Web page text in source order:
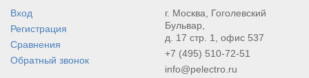
Вход
Регистрация
Сравнения
Обратный звонок
г. Москва, Гоголевский
Бульвар,
д. 17 стр. 1, офис 537
+7 (495) 510-72-51
info@pelectro.ru